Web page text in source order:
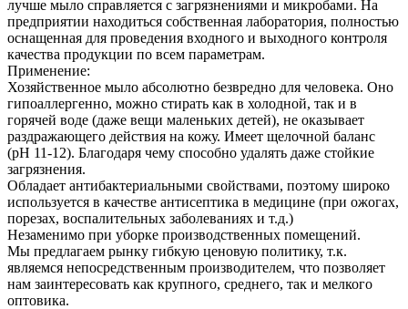
лучше мыло справляется с загрязнениями и микробами. На
предприятии находиться собственная лаборатория, полностью
оснащенная для проведения входного и выходного контроля
качества продукции по всем параметрам.
Применение:
Хозяйственное мыло абсолютно безвредно для человека. Оно
гипоаллергенно, можно стирать как в холодной, так и в
горячей воде (даже вещи маленьких детей), не оказывает
раздражающего действия на кожу. Имеет щелочной баланс
(pH 11-12). Благодаря чему способно удалять даже стойкие
загрязнения.
Обладает антибактериальными свойствами, поэтому широко
используется в качестве антисептика в медицине (при ожогах,
порезах, воспалительных заболеваниях и т.д.)
Незаменимо при уборке производственных помещений.
Мы предлагаем рынку гибкую ценовую политику, т.к.
являемся непосредственным производителем, что позволяет
нам заинтересовать как крупного, среднего, так и мелкого
оптовика.